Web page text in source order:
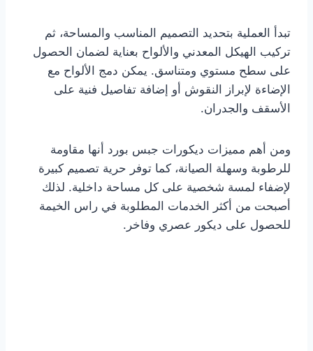
تبدأ العملية بتحديد التصميم المناسب والمساحة، ثم
تركيب الهيكل المعدني والألواح بعناية لضمان الحصول
على سطح مستوي ومتناسق. يمكن دمج الألواح مع
الإضاءة لإبراز النقوش أو إضافة تفاصيل فنية على
الأسقف والجدران.
ومن أهم مميزات ديكورات جبس بورد أنها مقاومة
للرطوبة وسهلة الصيانة، كما توفر حرية تصميم كبيرة
لإضفاء لمسة شخصية على كل مساحة داخلية. لذلك
أصبحت من أكثر الخدمات المطلوبة في راس الخيمة
للحصول على ديكور عصري وفاخر.